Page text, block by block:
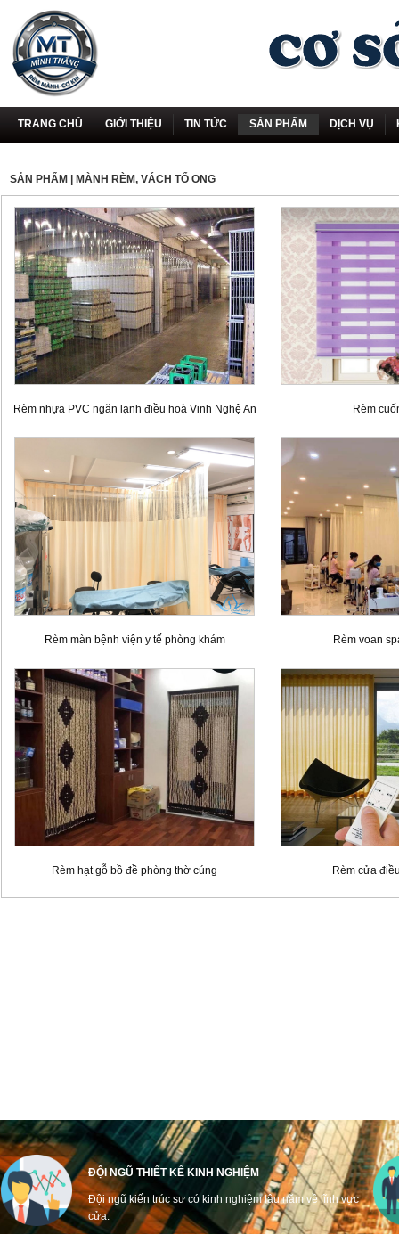
TRANG CHỦ GIỚI THIỆU TIN TỨC SẢN PHẨM DỊCH VỤ
SẢN PHẨM | MÀNH RÈM, VÁCH TỔ ONG
Rèm nhựa PVC ngăn lạnh điều hoà Vinh Nghệ An Rèm
Rèm màn bệnh viện y tế phòng khám Rèm voan
Rèm hạt gỗ bồ đề phòng thờ cúng Rèm cửa
ĐỘI NGŨ THIẾT KẾ KINH NGHIỆM
Đội ngũ kiến trúc sư có kinh nghiệm lâu năm về lĩnh vực
cửa.